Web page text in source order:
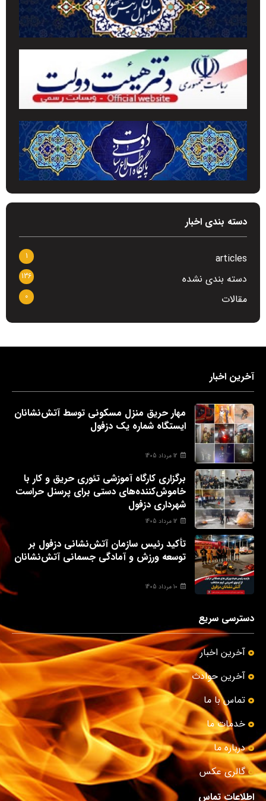
دسته بندی اخبار
articles
1
دسته بندی نشده 136
مقالات 0
آخرین اخبار
مهار حریق منزل مسکونی توسط آتش‌نشانان
ایستگاه شماره یک دزفول
12 مرداد 1405
برگزاری کارگاه آموزشی تئوری حریق و کار با
خاموش‌کننده‌های دستی برای پرسنل حراست
شهرداری دزفول
12 مرداد 1405
تأکید رئیس سازمان آتش‌نشانی دزفول بر
توسعه ورزش و آمادگی جسمانی آتش‌نشانان
10 مرداد 1405
دسترسی سریع
آخرین اخبار
آخرین حوادث
تماس با ما
خدمات ما
درباره ما
گالری عکس
اطلاعات تماس